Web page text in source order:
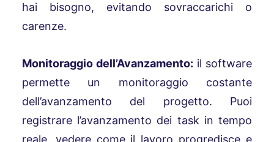
hai bisogno, evitando sovraccarichi o
carenze.
Monitoraggio dell’Avanzamento: il software
permette un monitoraggio costante
dell’avanzamento del progetto. Puoi
registrare l’avanzamento dei task in tempo